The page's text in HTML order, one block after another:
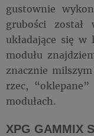
gustownie
grubości został
układające się
modułu
znacznie
rzec,
modułach.
XPG GAMMIX